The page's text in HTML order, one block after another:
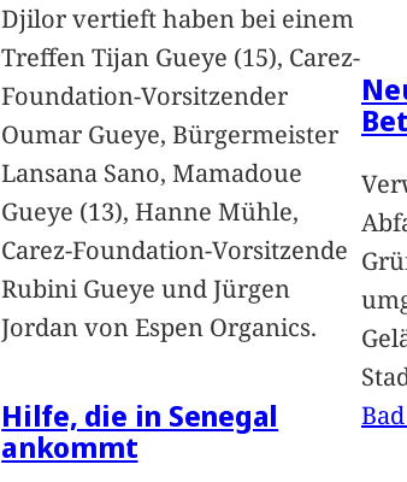
Djilor vertieft haben bei einem
Treffen Tijan Gueye (15), Carez-
Foundation-Vorsitzender
Oumar Gueye, Bürgermeister
Lansana Sano, Mamadoue
Gueye (13), Hanne Mühle,
Carez-Foundation-Vorsitzende
Rubini Gueye und Jürgen
Jordan von Espen Organics.
Hilfe, die in Senegal
ankommt